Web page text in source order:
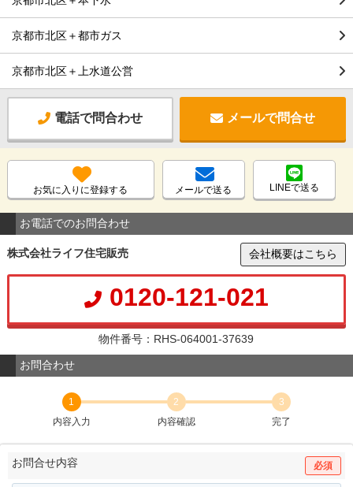
京都市北区＋都市ガス
京都市北区＋上水道公営
電話で問合わせ メールで問合せ
お気に入りに登録する メールで送る LINEで送る
お電話でのお問合わせ
株式会社ライフ住宅販売 会社概要はこちら
0120-121-021
物件番号：RHS-064001-37639
お問合わせ
1
内容入力
2
内容確認
3
完了
お問合せ内容 必須